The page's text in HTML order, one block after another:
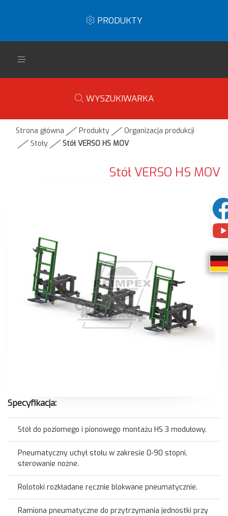
PRODUKTY
WYSZUKIWARKA
Strona główna Produkty
Organizacja produkcji
Stoły
Stół VERSO HS MOV
Stół VERSO HS MOV
Specyfikacja:
Stół do poziomego i pionowego montażu HS 3 modułowy.
Pneumatyczny uchył stołu w zakresie 0-90 stopni,
sterowanie nożne.
Rolotoki rozkładane ręcznie blokwane pneumatycznie.
Ramiona pneumatyczne do przytrzymania jednostki przy